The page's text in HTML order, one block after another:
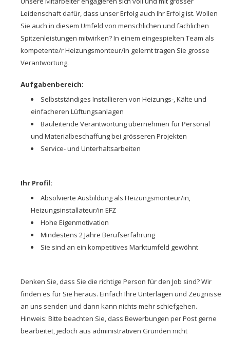
Leidenschaft dafür, dass unser Erfolg auch Ihr Erfolg ist. Wollen
Sie auch in diesem Umfeld von menschlichen und fachlichen
Spitzenleistungen mitwirken? In einem eingespielten Team als
kompetente/r Heizungsmonteur/in gelernt tragen Sie grosse
Verantwortung.
Aufgabenbereich:
Selbstständiges Installieren von Heizungs-, Kälte und
einfacheren Lüftungsanlagen
Bauleitende Verantwortung übernehmen für Personal
und Materialbeschaffung bei grösseren Projekten
Service- und Unterhaltsarbeiten
Ihr Profil:
Absolvierte Ausbildung als Heizungsmonteur/in,
Heizungsinstallateur/in EFZ
Hohe Eigenmotivation
Mindestens 2 Jahre Berufserfahrung
Sie sind an ein kompetitives Marktumfeld gewöhnt
Denken Sie, dass Sie die richtige Person für den Job sind? Wir
finden es für Sie heraus. Einfach Ihre Unterlagen und Zeugnisse
an uns senden und dann kann nichts mehr schiefgehen.
Hinweis: Bitte beachten Sie, dass Bewerbungen per Post gerne
bearbeitet, jedoch aus administrativen Gründen nicht